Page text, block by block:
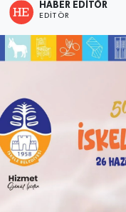
HABER EDITÖR
EDITÖR